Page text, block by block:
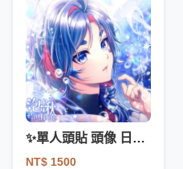
✨單人頭貼 頭像 日系 插畫 少女漫畫風格
NT$ 1500